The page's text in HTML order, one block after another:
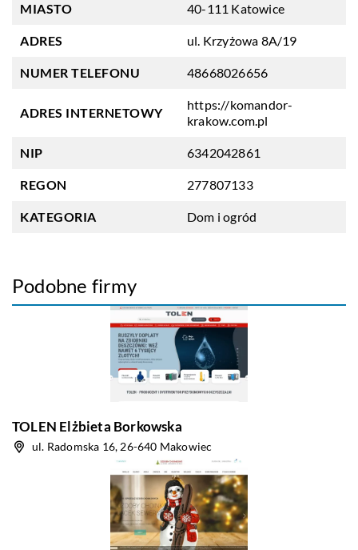
MIASTO 40-111 Katowice
ADRES ul. Krzyżowa 8A/19
NUMER TELEFONU 48668026656
ADRES INTERNETOWY
https://komandor-
krakow.com.pl
NIP 6342042861
REGON 277807133
KATEGORIA Dom i ogród
Podobne firmy
TOLEN Elżbieta Borkowska
ul. Radomska 16, 26-640 Makowiec